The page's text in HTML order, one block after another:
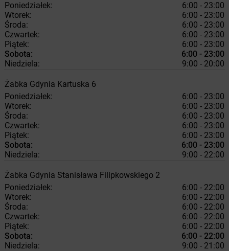
Poniedziałek:
6:00 - 23:00
Wtorek:
6:00 - 23:00
Środa:
6:00 - 23:00
Czwartek:
6:00 - 23:00
Piątek:
6:00 - 23:00
Sobota:
6:00 - 23:00
Niedziela:
9:00 - 20:00
Żabka Gdynia Kartuska 6
Poniedziałek:
6:00 - 23:00
Wtorek:
6:00 - 23:00
Środa:
6:00 - 23:00
Czwartek:
6:00 - 23:00
Piątek:
6:00 - 23:00
Sobota:
6:00 - 23:00
Niedziela:
9:00 - 22:00
Żabka Gdynia Stanisława Filipkowskiego 2
Poniedziałek:
6:00 - 22:00
Wtorek:
6:00 - 22:00
Środa:
6:00 - 22:00
Czwartek:
6:00 - 22:00
Piątek:
6:00 - 22:00
Sobota:
6:00 - 22:00
Niedziela:
9:00 - 21:00